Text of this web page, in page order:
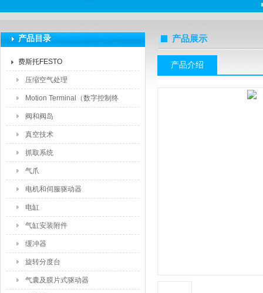
产品目录
费斯托FESTO
压缩空气处理
Motion Terminal（数字控制终
端）
阀和阀岛
真空技术
抓取系统
气爪
电机和伺服驱动器
电缸
气缸安装附件
缓冲器
旋转分度台
气囊及膜片式驱动器
产品展示
产品介绍